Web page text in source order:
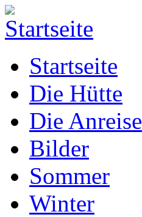
Startseite
Die Hütte
Die Anreise
Bilder
Sommer
Winter